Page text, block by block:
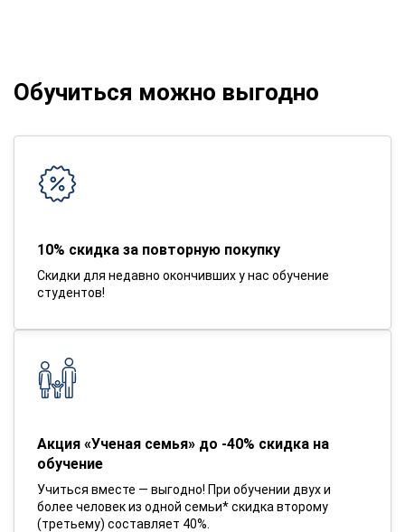
Обучиться можно выгодно
10% скидка за повторную покупку
Скидки для недавно окончивших у нас обучение
студентов!
Акция «Ученая семья» до -40% скидка на
обучение
Учиться вместе — выгодно! При обучении двух и
более человек из одной семьи* скидка второму
(третьему) составляет 40%.